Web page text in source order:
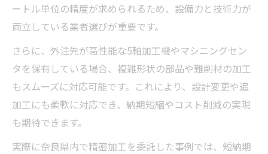
ートル単位の精度が求められるため、設備力と技術力が
両立している業者選びが重要です。
さらに、外注先が高性能な5軸加工機やマシニングセン
タを保有している場合、複雑形状の部品や難削材の加工
もスムーズに対応可能です。これにより、設計変更や追
加工にも柔軟に対応でき、納期短縮やコスト削減の実現
も期待できます。
実際に奈良県内で精密加工を委託した事例では、短納期